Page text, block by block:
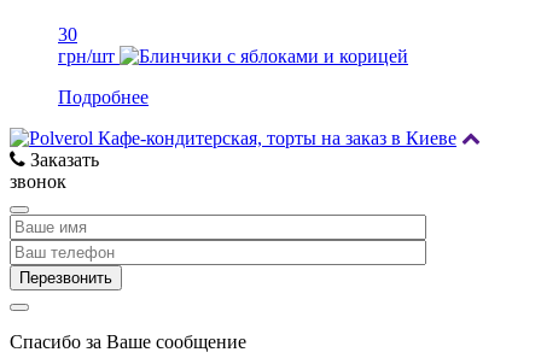
30
грн/шт
Подробнее
Заказать
звонок
Спасибо за Ваше сообщение